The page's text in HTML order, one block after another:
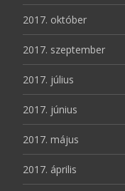
2017. október
2017. szeptember
2017. július
2017. június
2017. május
2017. április